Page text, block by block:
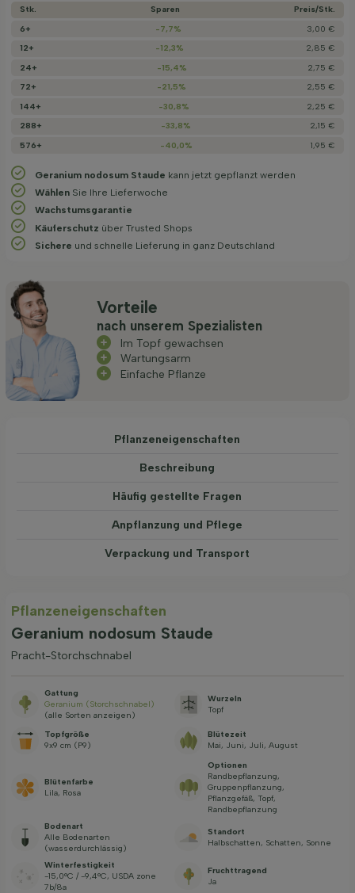
Stk. Sparen
Preis/­Stk.
6+
-7,7%
3,00 €
12+
-12,3%
2,85 €
24+
-15,4%
2,75 €
72+
-21,5%
2,55 €
144+
-30,8%
2,25 €
288+
-33,8%
2,15 €
576+
-40,0% 1,95 €
Geranium nodosum Staude kann jetzt gepflanzt werden
Wählen Sie Ihre Lieferwoche
Wachstums­garantie
Käuferschutz über Trusted Shops
Sichere und schnelle Lieferung in ganz Deutschland
Vorteile
nach unserem Spezialisten
Im Topf gewachsen
Wartungsarm
Einfache Pflanze
Pflanzeneigenschaften
Beschreibung
Häufig gestellte Fragen
Anpflanzung und Pflege
Verpackung und Transport
Pflanzeneigenschaften
Geranium nodosum Staude
Pracht-Storchschnabel
Gattung
Geranium (Storchschnabel)
(alle Sorten anzeigen)
Wurzeln
Topf
Topfgröße
9x9 cm (P9)
Blütezeit
Mai, Juni, Juli, August
Blütenfarbe
Lila, Rosa
Optionen
Randbepflanzung,
Gruppenpflanzung,
Pflanzgefäß, Topf,
Randbepflanzung
Bodenart
Alle Bodenarten
(wasserdurchlässig)
Standort
Halbschatten, Schatten, Sonne
Winterfestigkeit
-15,0°C / -9,4°C, USDA zone
7b/8a
Fruchttragend
Ja